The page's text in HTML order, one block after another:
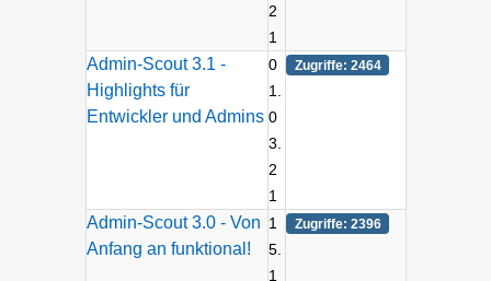
2
1
Admin-Scout 3.1 -
Highlights für
Entwickler und Admins
0
1.
0
3.
2
1
Zugriffe: 2464
Admin-Scout 3.0 - Von
Anfang an funktional!
1
5.
1
Zugriffe: 2396